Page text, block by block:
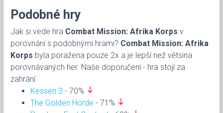
Podobné hry
Jak si vede hra Combat Mission: Afrika Korps v
porovnání s podobnými hrami? Combat Mission: Afrika
Korps byla poražena pouze 2x a je lepší než větsina
porovnávaných her. Naše doporučení - hra stojí za
zahrání.
Kessen 3 - 70% south
The Golden Horde - 71% south